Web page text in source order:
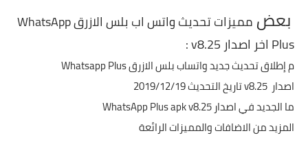
بعض
مميزات تحديث واتس اب بلس الازرق WhatsApp
Plus اخر اصدار v8.25 :
م إطلاق تحديث جديدواتساب بلس الازرق
اصدار v8.25 تاريخ التحديث 2019/12/19
ما الجديد في اصدار WhatsApp Plus apk v8.25
المزيد من الاضافات والمميزات الرائعة